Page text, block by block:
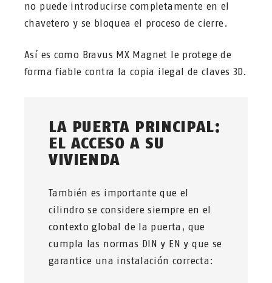
no puede introducirse completamente en el
chavetero y se bloquea el proceso de cierre.
Así es como Bravus MX Magnet le protege de
forma fiable contra la copia ilegal de claves 3D.
LA PUERTA PRINCIPAL:
EL ACCESO A SU
VIVIENDA
También es importante que el
cilindro se considere siempre en el
contexto global de la puerta, que
cumpla las normas DIN y EN y que se
garantice una instalación correcta: